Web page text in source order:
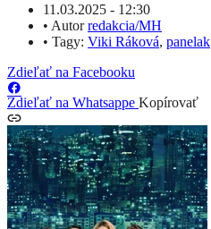
11.03.2025 - 12:30
• Autorredakcia/MH
• Tagy: Viki Ráková, panelak
Zdieľať na Facebooku
Zdieľať na Whatsappe Kopírovať